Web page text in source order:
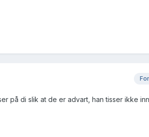
på di slik at de er advart, han tisser ikke